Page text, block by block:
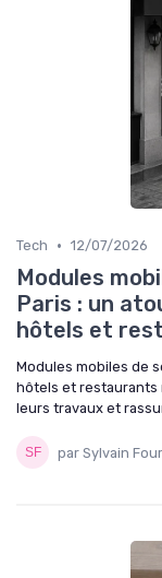
Tech • 12/07/2026
Modules
Paris : un
hôtels et
Modules mobiles de
hôtels et
leurs travaux et
par Sylvain